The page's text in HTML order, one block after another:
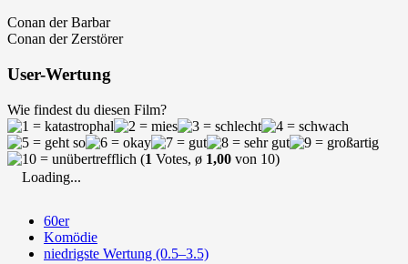
Conan der Barbar
Conan der Zerstörer
User-Wertung
Wie findest du diesen Film?
(1 Votes, ø 1,00 von 10)
Loading...
60er
Komödie
niedrigste Wertung (0.5–3.5)